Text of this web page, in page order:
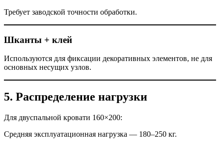
Требует заводской точности обработки.
Шканты + клей
Используются для фиксации декоративных элементов, не для
основных несущих узлов.
5. Распределение нагрузки
Для двуспальной кровати 160×200:
Средняя эксплуатационная нагрузка — 180–250 кг.